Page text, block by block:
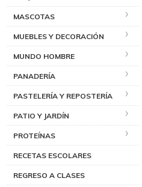
MASCOTAS
MUEBLES Y DECORACIÓN
MUNDO HOMBRE
PANADERÍA
PASTELERÍA Y REPOSTERÍA
PATIO Y JARDÍN
PROTEÍNAS
RECETAS ESCOLARES
REGRESO A CLASES